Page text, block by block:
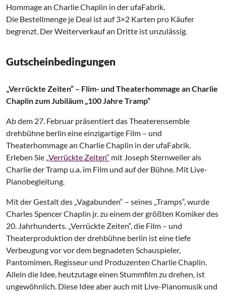
Hommage an Charlie Chaplin in der ufaFabrik.
Die Bestellmenge je Deal ist auf 3×2 Karten pro Käufer
begrenzt. Der Weiterverkauf an Dritte ist unzulässig.
Gutscheinbedingungen
„Verrückte Zeiten“ – Flim- und Theaterhommage an Charlie
Chaplin zum Jubiläum „100 Jahre Tramp“
Ab dem 27. Februar präsentiert das Theaterensemble
drehbühne berlin eine einzigartige Film – und
Theaterhommage an Charlie Chaplin in der ufaFabrik.
Erleben Sie „Verrückte Zeiten“ mit Joseph Sternweiler als
Charlie der Tramp u.a. im Film und auf der Bühne. Mit Live-
Pianobegleitung.
Mit der Gestalt des „Vagabunden“ – seines „Tramps“, wurde
Charles Spencer Chaplin jr. zu einem der größten Komiker des
20. Jahrhunderts. „Verrückte Zeiten“, die Film – und
Theaterproduktion der drehbühne berlin ist eine tiefe
Verbeugung vor vor dem begnadeten Schauspieler,
Pantomimen, Regisseur und Produzenten Charlie Chaplin.
Allein die Idee, heutzutage einen Stummfilm zu drehen, ist
ungewöhnlich. Diese Idee aber auch mit Live-Pianomusik und